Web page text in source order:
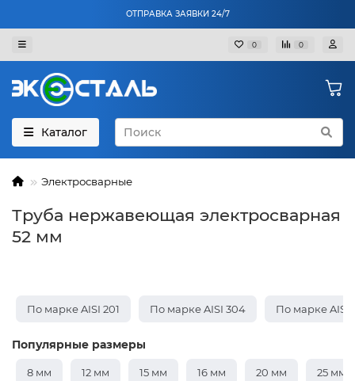
ОТПРАВКА ЗАЯВКИ 24/7
0 0
Каталог
Электросварные
Труба нержавеющая электросварная
52 мм
По марке AISI 201 По марке AISI 304 По марке AISI
Популярные размеры
8 мм 12 мм 15 мм 16 мм 20 мм 25 мм